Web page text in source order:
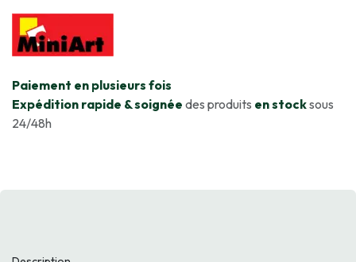
​Paiement en plusieurs fois
Expédition rapide & soignée des produits en stocksous
24/48h